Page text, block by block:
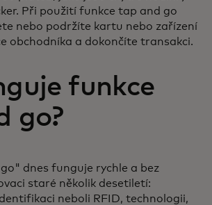
Při použití funkce tap and go
nebo podržíte kartu nebo zařízení
obchodníka a dokončíte transakci.
funkce
go?
dnes funguje rychle a bez
staré několik desetiletí:
neboli RFID, technologii,